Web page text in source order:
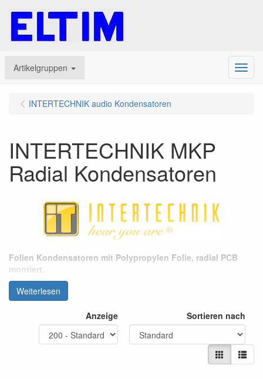
Artikelgruppen Menu
INTERTECHNIK audio Kondensatoren
INTERTECHNIK MKP
Radial Kondensatoren
Folien Kondensatoren mit Polypropylen Folie, radial PCB
montiert.
- Anschlusse: Kupferdraht verzinnt
- Kapazitatsbereich: von 1,0 µF
- Nennspannung: 250 V
Weiterlesen
Anzeige Sortieren nach